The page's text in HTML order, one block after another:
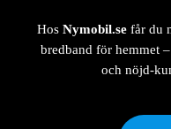
Hos Nymobil.sefår du
bredband för hemmet
och nöjd-